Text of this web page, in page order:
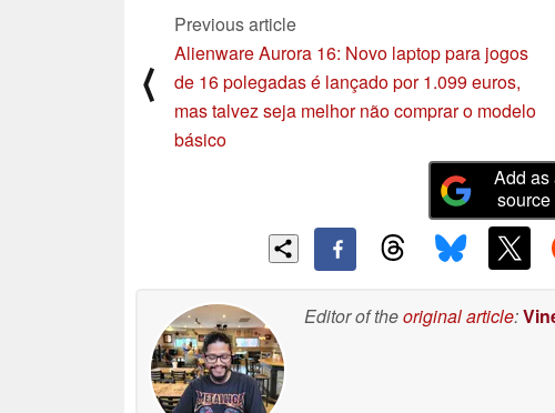
⟨
Previous article
Alienware Aurora 16: Novo laptop para jogos
de 16 polegadas é lançado por 1.099 euros,
mas talvez seja melhor não comprar o modelo
básico
Add as
Editor of theoriginal article: